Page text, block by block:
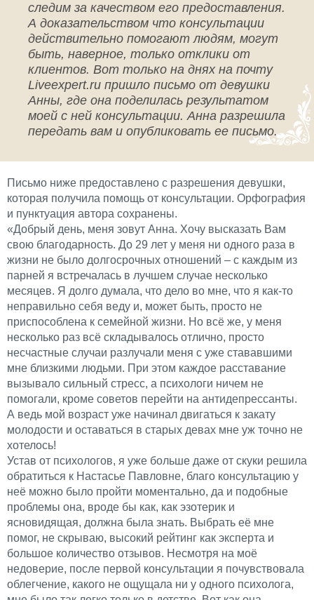
следим за качеством его предоставления.
А доказательством что консультации
действительно помогают людям, могут
быть, наверное, только отклики от
клиентов. Вот только на днях на почту
Liveexpert.ru пришло письмо от девушки
Анны, где она поделилась результатом
моей с ней консультации. Анна разрешила
передать вам и опубликовать ее письмо.
Письмо ниже предоставлено с разрешения девушки,
которая получила помощь от консультации. Орфография
и пунктуация автора сохранены.
«Добрый день, меня зовут Анна. Хочу высказать Вам
свою благодарность. До 29 лет у меня ни одного раза в
жизни не было долгосрочных отношений – с каждым из
парней я встречалась в лучшем случае несколько
месяцев. Я долго думала, что дело во мне, что я как-то
неправильно себя веду и, может быть, просто не
приспособлена к семейной жизни. Но всё же, у меня
несколько раз всё складывалось отлично, просто
несчастные случаи разлучали меня с уже стававшими
мне близкими людьми. При этом каждое расставание
вызывало сильный стресс, а психологи ничем не
помогали, кроме советов перейти на антидепрессанты.
А ведь мой возраст уже начинал двигаться к закату
молодости и оставаться в старых девах мне уж точно не
хотелось!
Устав от психологов, я уже больше даже от скуки решила
обратиться к Настасье Павловне, благо консультацию у
неё можно было пройти моментально, да и подобные
проблемы она, вроде бы как, как эзотерик и
ясновидящая, должна была знать. Выбрать её мне
помог, не скрываю, высокий рейтинг как эксперта и
большое количество отзывов. Несмотря на моё
недоверие, после первой консультации я почувствовала
облегчение, какого не ощущала ни у одного психолога,